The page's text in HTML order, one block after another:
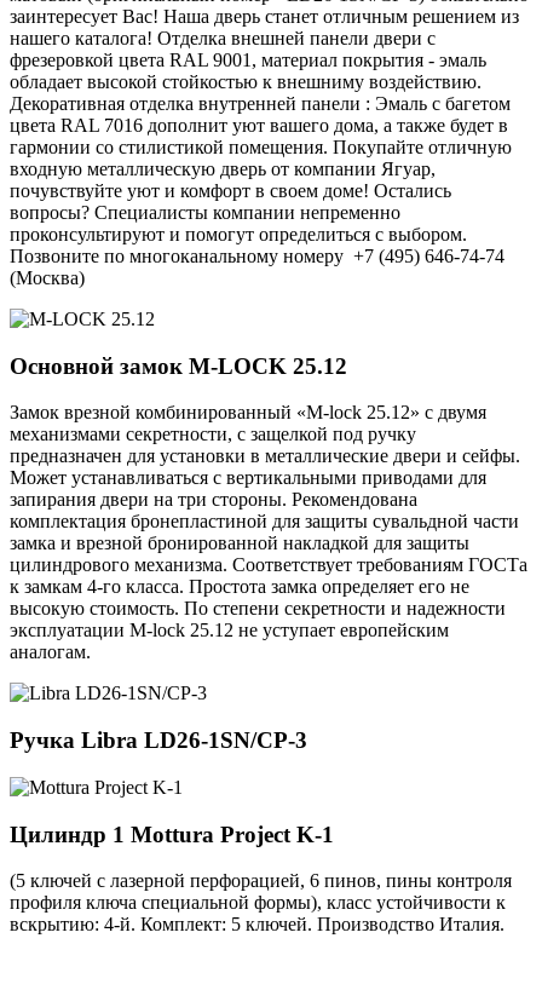
заинтересует Вас! Наша дверь станет отличным решением из
нашего каталога! Отделка внешней панели двери с
фрезеровкой цвета RAL 9001, материал покрытия - эмаль
обладает высокой стойкостью к внешниму воздействию.
Декоративная отделка внутренней панели : Эмаль с багетом
цвета RAL 7016 дополнит уют вашего дома, а также будет в
гармонии со стилистикой помещения. Покупайте отличную
входную металлическую дверь от компании Ягуар,
почувствуйте уют и комфорт в своем доме! Остались
вопросы? Специалисты компании непременно
проконсультируют и помогут определиться с выбором.
Позвоните по многоканальному номеру +7 (495) 646-74-74
(Москва)
Основной замок M-LOCK 25.12
Замок врезной комбинированный «M-lock 25.12» с двумя
механизмами секретности, с защелкой под ручку
предназначен для установки в металлические двери и сейфы.
Может устанавливаться с вертикальными приводами для
запирания двери на три стороны. Рекомендована
комплектация бронепластиной для защиты сувальдной части
замка и врезной бронированной накладкой для защиты
цилиндрового механизма. Соответствует требованиям ГОСТа
к замкам 4-го класса. Простота замка определяет его не
высокую стоимость. По степени секретности и надежности
эксплуатации M-lock 25.12 не уступает европейским
аналогам.
Ручка Libra LD26-1SN/CP-3
Цилиндр 1 Mottura Project K-1
(5 ключей с лазерной перфорацией, 6 пинов, пины контроля
профиля ключа специальной формы), класс устойчивости к
вскрытию: 4-й. Комплект: 5 ключей. Производство Италия.